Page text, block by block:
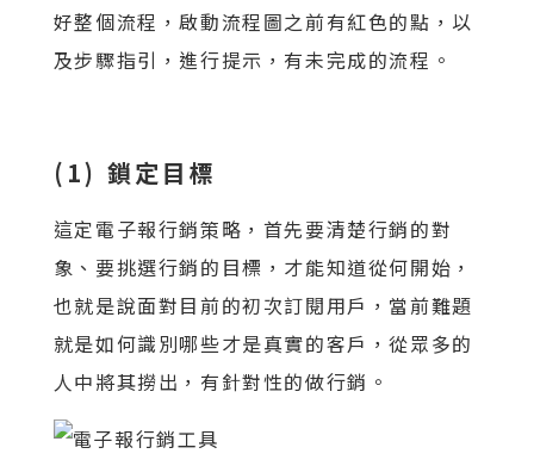
好整個流程，啟動流程圖之前有紅色的點，以
及步驟指引，進行提示，有未完成的流程。
(1) 鎖定目標
這定電子報行銷策略，首先要清楚行銷的對
象、要挑選行銷的目標，才能知道從何開始，
也就是說面對目前的初次訂閱用戶，當前難題
就是如何識別哪些才是真實的客戶，從眾多的
人中將其撈出，有針對性的做行銷。